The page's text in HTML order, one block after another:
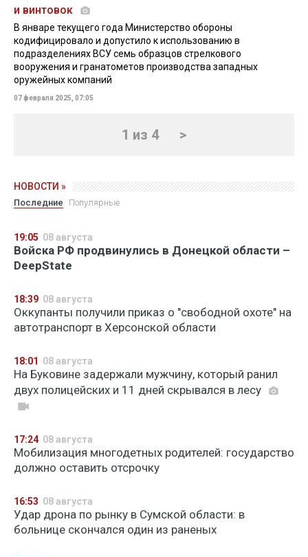
и винтовок
В январе текущего года Министерство обороны
кодифицировало и допустило к использованию в
подразделениях ВСУ семь образцов стрелкового
вооружения и гранатометов производства западных
оружейных компаний
07 февраля 2025, 07:05
1 из 4 >
НОВОСТИ »
Последние Популярные
19:05 08 августа
Войска РФ продвинулись в Донецкой области –
DeepState
18:39 08 августа
Оккупанты получили приказ о "свободной охоте" на
автотранспорт в Херсонской области
18:01 08 августа
На Буковине задержали мужчину, который ранил
двух полицейских и 11 дней скрывался в лесу
17:24 08 августа
Мобилизация многодетных родителей: государство
должно оставить отсрочку
16:53 08 августа
Удар дрона по рынку в Сумской области: в
больнице скончался один из раненых